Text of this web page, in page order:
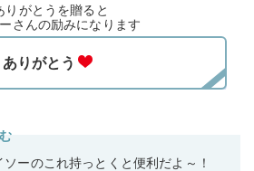
りがとうを贈ると
さんの励みになります
ソーのこれ持っとくと便利だよ～！